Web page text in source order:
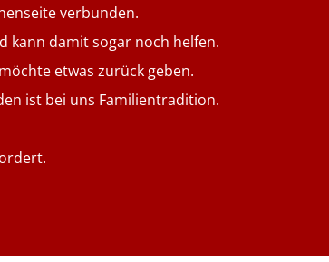
verbunden.
kann damit sogar noch helfen.
etwas zurück geben.
ist bei uns Familientradition.